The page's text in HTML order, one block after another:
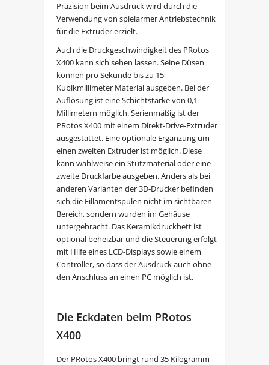
Präzision beim Ausdruck wird durch die
Verwendung von spielarmer Antriebstechnik
für die Extruder erzielt.
Auch die Druckgeschwindigkeit des PRotos
X400 kann sich sehen lassen. Seine Düsen
können pro Sekunde bis zu 15
Kubikmillimeter Material ausgeben. Bei der
Auflösung ist eine Schichtstärke von 0,1
Millimetern möglich. Serienmäßig ist der
PRotos X400 mit einem Direkt-Drive-Extruder
ausgestattet. Eine optionale Ergänzung um
einen zweiten Extruder ist möglich. Diese
kann wahlweise ein Stützmaterial oder eine
zweite Druckfarbe ausgeben. Anders als bei
anderen Varianten der 3D-Drucker befinden
sich die Fillamentspulen nicht im sichtbaren
Bereich, sondern wurden im Gehäuse
untergebracht. Das Keramikdruckbett ist
optional beheizbar und die Steuerung erfolgt
mit Hilfe eines LCD-Displays sowie einem
Controller, so dass der Ausdruck auch ohne
den Anschluss an einen PC möglich ist.
Die Eckdaten beim PRotos
X400
Der PRotos X400 bringt rund 35 Kilogramm